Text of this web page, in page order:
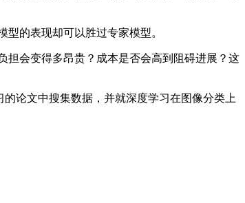
的表现却可以胜过专家模型。
会变得多昂贵？成本是否会高到阻碍进展？这
论文中搜集数据，并就深度学习在图像分类上